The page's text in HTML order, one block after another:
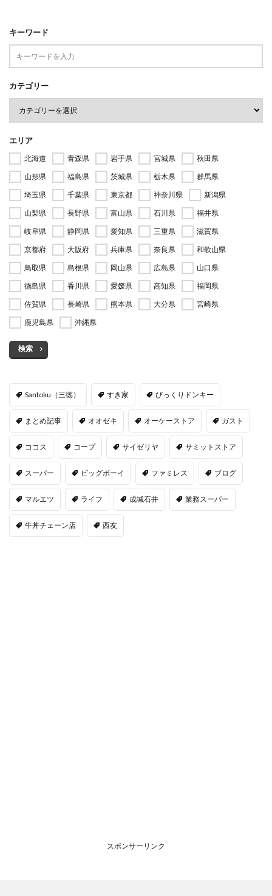
キーワード
カテゴリー
エリア
北海道 青森県 岩手県 宮城県
秋田県
山形県
福島県 茨城県 栃木県
群馬県
埼玉県
千葉県 東京都 神奈川県
新潟県
山梨県
長野県 富山県 石川県
福井県
岐阜県
静岡県 愛知県 三重県
滋賀県
京都府
大阪府 兵庫県 奈良県
和歌山県
鳥取県
島根県 岡山県 広島県
山口県
徳島県
香川県 愛媛県 高知県
福岡県
佐賀県
長崎県 熊本県 大分県
宮崎県
鹿児島県
沖縄県
検索
Santoku（三徳） すき家 びっくりドンキー
まとめ記事 オオゼキ オーケーストア ガスト
ココス コープ サイゼリヤ サミットストア
スーパー ビッグボーイ ファミレス ブログ
マルエツ ライフ 成城石井 業務スーパー
牛丼チェーン店 西友
スポンサーリンク